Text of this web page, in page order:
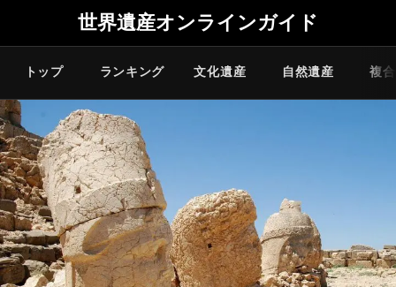
世界遺産オンラインガイド
トップ ランキング 文化遺産 自然遺産 複